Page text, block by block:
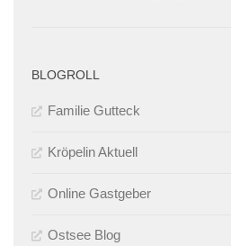
BLOGROLL
Familie Gutteck
Kröpelin Aktuell
Online Gastgeber
Ostsee Blog